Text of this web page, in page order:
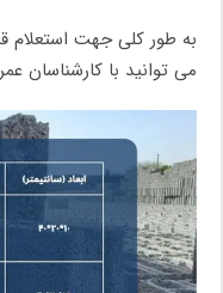
به طور کلی جهت استعلام
می توانید با کارشناسان